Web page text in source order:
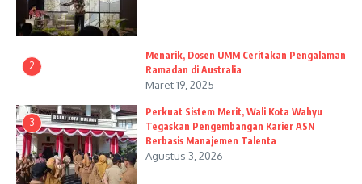
2
Menarik, Dosen UMM Ceritakan Pengalaman
Ramadan di Australia
Maret 19, 2025
3
Perkuat Sistem Merit, Wali Kota Wahyu
Tegaskan Pengembangan Karier ASN
Berbasis Manajemen Talenta
Agustus 3, 2026